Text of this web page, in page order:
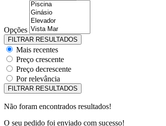
Opções
Mais recentes
Preço crescente
Preço decrescente
Por relevância
Não foram encontrados resultados!
O seu pedido foi enviado com sucesso!